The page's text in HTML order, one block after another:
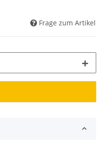
Frage zum Artikel